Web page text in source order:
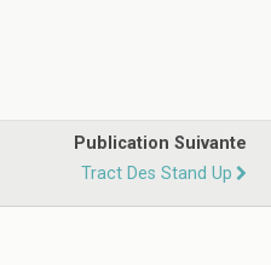
Publication Suivante
Tract Des Stand Up